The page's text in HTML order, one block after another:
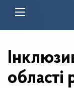
області